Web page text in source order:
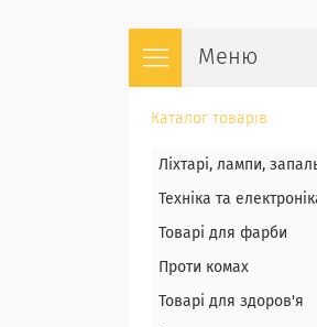
Каталог товарів
Ліхтарі, лампи,
Техніка та
Товарі для фарби
Проти комах
Товарі для здоров'я